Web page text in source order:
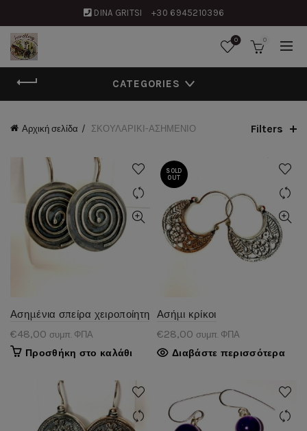
DINA GRITSI +30 6945210396
0 0
CATEGORIES
Αρχική σελίδα ΣΚΟΥΛΑΡΙΚΙ-ΑΣΗΜΕΝΙΟ Filters
Ασημένια σπείρα χειροποίητη
€48,00 συμπ. ΦΠΑ
Προσθήκη στο καλάθι
SOLD
OUT
Ασήμι κρίκοι
€28,00 συμπ. ΦΠΑ
Διαβάστε περισσότερα